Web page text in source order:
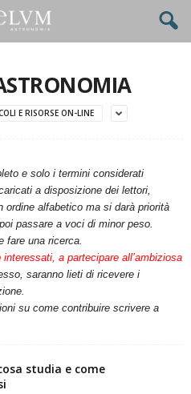
E RISORSE ON-LINE
e solo i termini considerati
a disposizione dei lettori,
ordine alfabetico ma si darà priorità
passare a voci di minor peso.
fare una ricerca.
a partecipare all’ambiziosa
saranno lieti di ricevere i
su come contribuire scrivere a
studia e come